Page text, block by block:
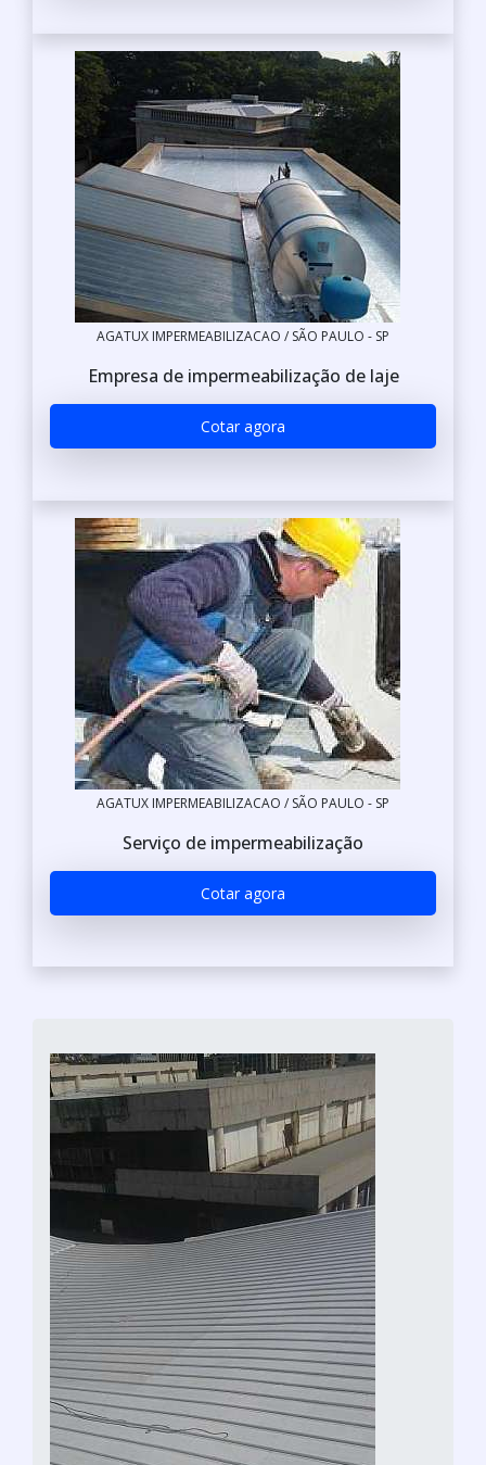
AGATUX IMPERMEABILIZACAO / SÃO PAULO - SP
Empresa de impermeabilização de laje
Cotar agora
AGATUX IMPERMEABILIZACAO / SÃO PAULO - SP
Serviço de impermeabilização
Cotar agora